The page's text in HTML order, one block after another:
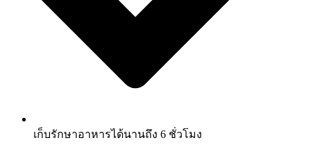
เก็บรักษาอาหารได้นานถึง 6 ชั่วโมง